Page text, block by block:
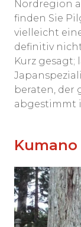
Nordregion
finden Sie
vielleicht
definitiv
Kurz gesagt;
beraten, der
abgestimmt
Kumano